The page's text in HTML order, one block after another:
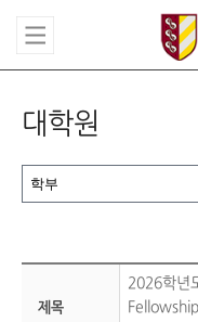
대학원
제목
2026학년